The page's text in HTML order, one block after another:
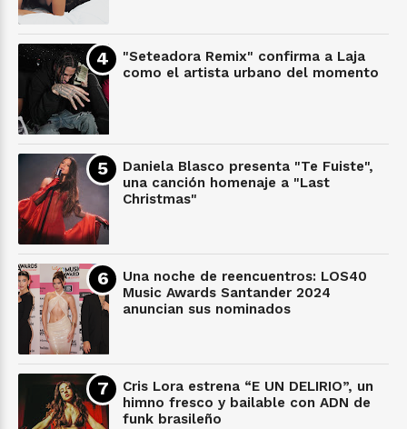
"Seteadora Remix" confirma a Laja
como el artista urbano del momento
Daniela Blasco presenta "Te Fuiste",
una canción homenaje a "Last
Christmas"
Una noche de reencuentros: LOS40
Music Awards Santander 2024
anuncian sus nominados
Cris Lora estrena “E UN DELIRIO”, un
himno fresco y bailable con ADN de
funk brasileño